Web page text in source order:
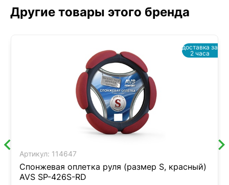
Другие товары этого бренда
Артикул: 114647
Спонжевая оплетка руля (размер S, красный)
AVS SP-426S-RD
доставка за
2 часа